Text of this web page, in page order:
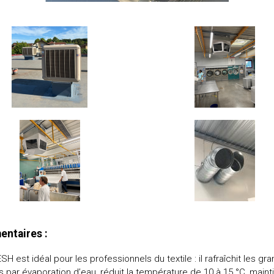
:
est idéal pour les professionnels du textile : il rafraîchit les